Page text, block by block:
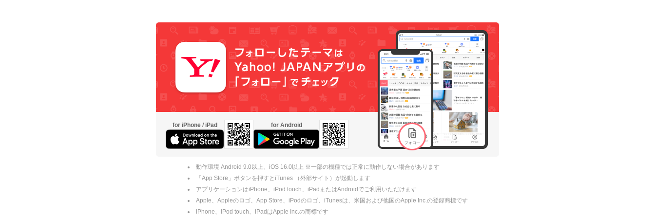
for iPhone / iPad for Android
動作環境 Android 9.0以上、iOS 16.0以上 ※一部の機種では正常に動作しない場合があります
「App Store」ボタンを押すとiTunes （外部サイト）が起動します
アプリケーションはiPhone、iPod touch、iPadまたはAndroidでご利用いただけます
Apple、Appleのロゴ、App Store、iPodのロゴ、iTunesは、米国および他国のApple Inc.の登録商標です
iPhone、iPod touch、iPadはApple Inc.の商標です